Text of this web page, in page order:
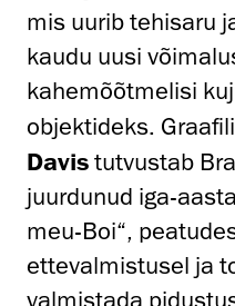
mis uurib tehisaru
kaudu uusi
kahemõõtmelisi
objektideks.
Davis tutvustab
juurdunud iga-
meu-Boi“,
ettevalmistusel ja
valmistada